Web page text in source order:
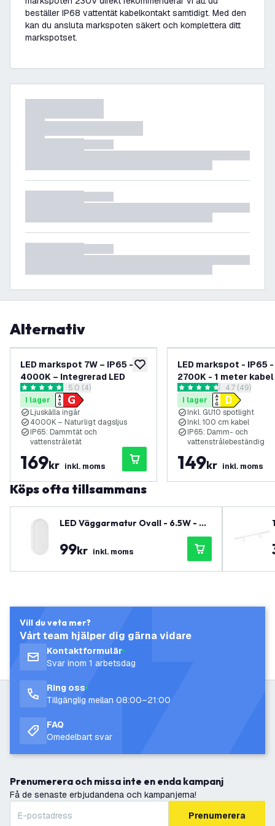
beställer IP68 vattentät kabelkontakt samtidigt. Med den
kan du ansluta markspoten säkert och komplettera ditt
markspotset.
Alternativ
lägg till i önskelistan
LED markspot 7W – IP65 –
4000K – Integrerad LED
öppna recensionspanel
5 stjärnbetyg5.0 (4)
I lager
Ljuskälla ingår
4000K – Naturligt dagsljus
IP65: Dammtät och
vattenstråletät
169kr inkl. moms
LED markspot - IP65
2700K - 1 meter
aluminiumöppna
4.7 stjärnbetyg4.7 (49)
I lager
Inkl. GU10 spotlight
Inkl. 100 cm kabel
IP65: Damm- och
vattenstrålebeständig
149kr inkl. moms
Köps ofta tillsammans
LED Väggarmatur Ovall - 6.5W - 40
00K - 700 lumen - Vit - IP54 vatten
tät - 5 års garanti
99kr inkl. moms
Vill du veta mer?
Vårt team hjälper dig gärna vidare
Kontaktformulär
Svar inom 1 arbetsdag
Ring oss
Tillgänglig mellan 08:00–21:00
FAQ
Omedelbart svar
Prenumerera och missa inte en enda kampanj
Få de senaste erbjudandena och kampanjerna!
Prenumerera